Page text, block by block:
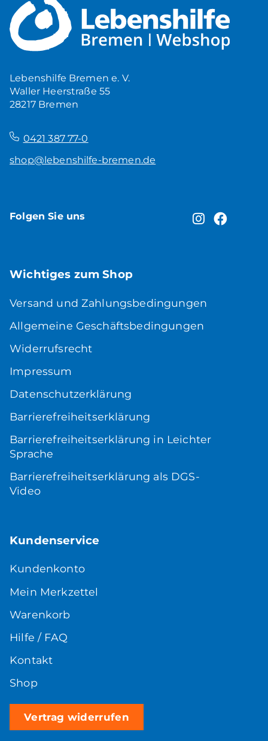
Lebenshilfe Bremen e. V.
Waller Heerstraße 55
28217 Bremen
0421 387 77-0
shop@lebenshilfe-bremen.de
Folgen Sie uns
Wichtiges zum Shop
Versand und Zahlungsbedingungen
Allgemeine Geschäftsbedingungen
Widerrufsrecht
Impressum
Datenschutzerklärung
Barrierefreiheitserklärung
Barrierefreiheitserklärung in Leichter
Sprache
Barrierefreiheitserklärung als DGS-
Video
Kundenservice
Kundenkonto
Mein Merkzettel
Warenkorb
Hilfe / FAQ
Kontakt
Shop
Vertrag widerrufen